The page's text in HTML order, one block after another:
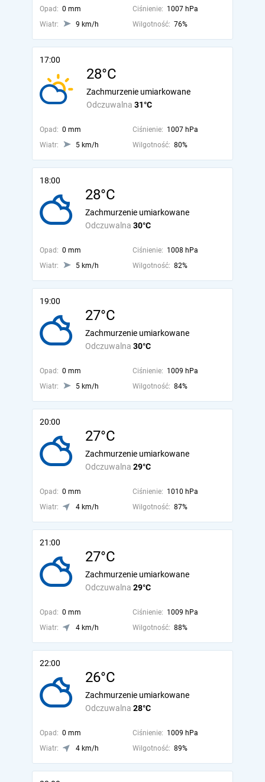
Opad: 0 mm Ciśnienie: 1007 hPa
Wiatr:
9 km/h Wilgotność: 76%
17:00
28°C
Odczuwalna 31°C
Zachmurzenie umiarkowane
Opad: 0 mm Ciśnienie: 1007 hPa
Wiatr:
5 km/h Wilgotność: 80%
18:00
28°C
Odczuwalna 30°C
Zachmurzenie umiarkowane
Opad: 0 mm Ciśnienie: 1008 hPa
Wiatr:
5 km/h Wilgotność: 82%
19:00
27°C
Odczuwalna 30°C
Zachmurzenie umiarkowane
Opad: 0 mm Ciśnienie: 1009 hPa
Wiatr:
5 km/h Wilgotność: 84%
20:00
27°C
Odczuwalna 29°C
Zachmurzenie umiarkowane
Opad: 0 mm Ciśnienie: 1010 hPa
Wiatr:
4 km/h Wilgotność: 87%
21:00
27°C
Odczuwalna 29°C
Zachmurzenie umiarkowane
Opad: 0 mm Ciśnienie: 1009 hPa
Wiatr:
4 km/h Wilgotność: 88%
22:00
26°C
Odczuwalna 28°C
Zachmurzenie umiarkowane
Opad: 0 mm Ciśnienie: 1009 hPa
Wiatr:
4 km/h Wilgotność: 89%